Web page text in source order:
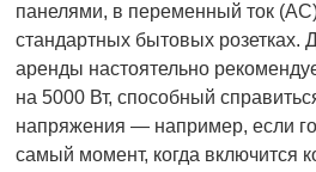
панелями, в переменный ток
стандартных бытовых розетках.
аренды настоятельно
на 5000 Вт, способный
напряжения — например, если
самый момент, когда включится